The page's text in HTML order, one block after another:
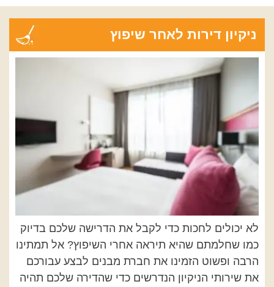
ניקיון דירות לאחר שיפוץ
לא יכולים לחכות כדי לקבל את הדרישה שלכם בדיוק
כמו שחלמתם שהיא תיראה אחרי השיפוץ? אל תמתינו
הרבה ופשוט הזמינו את חברת מבנים לבצע עבורכם
את שירותי הניקיון הנדרשים כדי שהדירה שלכם תהיה